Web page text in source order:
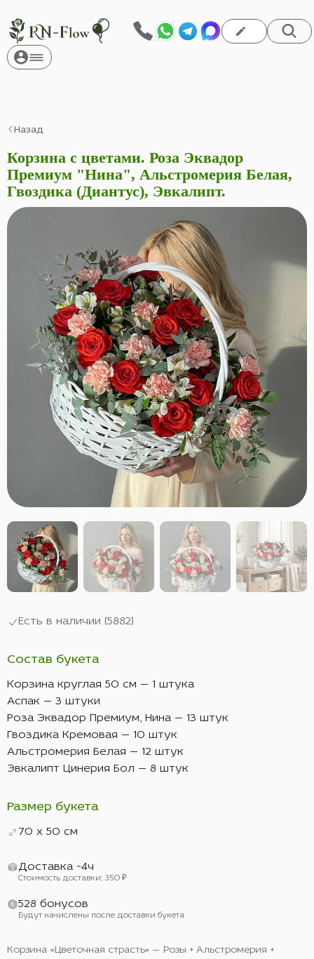
Назад
Корзина с цветами. Роза Эквадор
Премиум "Нина", Альстромерия Белая,
Гвоздика (Диантус), Эвкалипт.
Есть в наличии (5882)
Состав букета
Корзина круглая 50 см — 1 штука
Аспак — 3 штуки
Роза Эквадор Премиум, Нина — 13 штук
Гвоздика Кремовая — 10 штук
Альстромерия Белая — 12 штук
Эвкалипт Цинерия Бол — 8 штук
Размер букета
70 x 50 см
Доставка ~4ч
Стоимость доставки: 350 ₽
528 бонусов
Будут начислены после доставки букета
Корзина «Цветочная страсть» — Розы + Альстромерия +